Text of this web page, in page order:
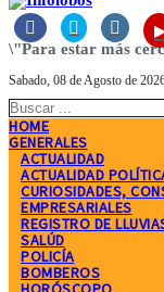
   ▸
\"Para estar más
Sabado, 08 de Agosto de
HOME
GENERALES
ACTUALIDAD
ACTUALIDAD
CURIOSIDADES,
EMPRESARIALES
REGISTRO DE
SALÚD
POLICÍA
BOMBEROS